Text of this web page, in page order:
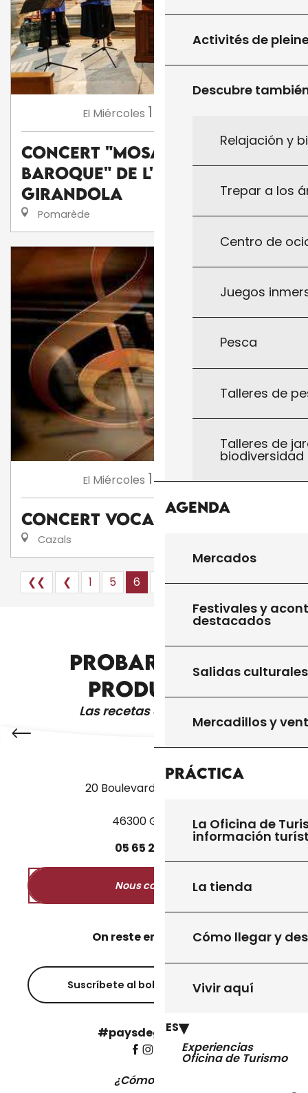
Activités de
Descubre
Relajación y
Trepar a los
Centro de
Juegos
Pesca
Talleres de
Talleres de
biodiversidad
Agenda
Mercados
Festivales y
destacados
Salidas culturales
Mercadillos y
Práctica
La Oficina de
información
La tienda
Cómo llegar y
Vivir aquí
ES
Experiencias
Oficina de Turismo
El Miércoles 19
Concert "Mosaïque
baroque" de l'ensemble la
Girandola
Pomarède
El Miércoles 19Ago.a 19:00
Concert vocal à Cazals
Cazals
❮❮ ❮ 1 5 6 10+ 13 ❯ ❯❯
PROBAR OTROS
PRODUCTOS
Las recetas de la abuela
ARTISTAS Y ARTESANOS
20 Boulevard des Martyrs
46300 Gourdon
05 65 27
Nous contacter
On reste en contact ?
Suscríbete al boletín informativo
#paysdegourdon !
¿Cómo llegar?